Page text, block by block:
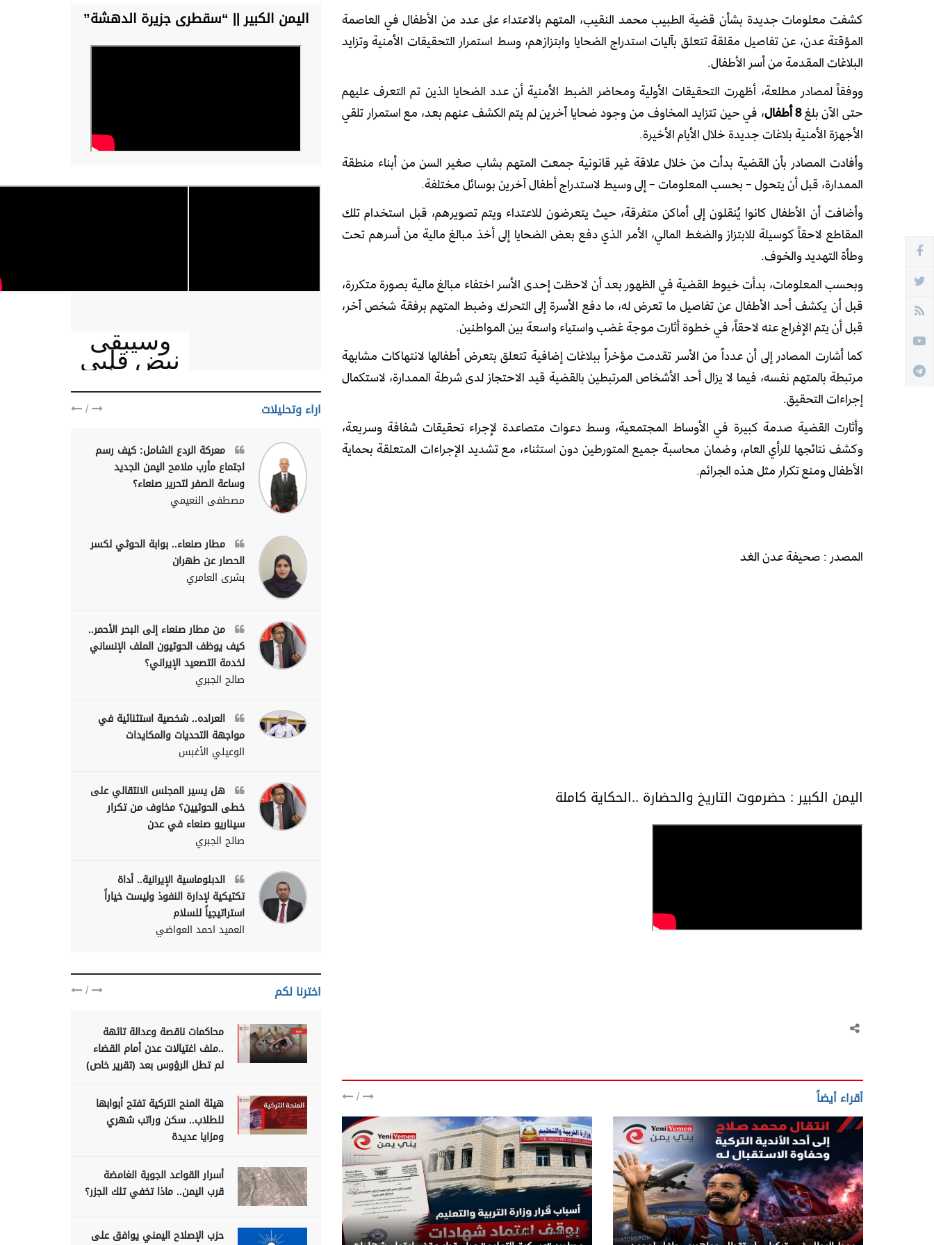
كشفت معلومات جديدة بشأن قضية الطبيب محمد النقيب، المتهم بالاعتداء على عدد من الأطفال في العاصمة
المؤقتة عدن، عن تفاصيل مقلقة تتعلق بآليات استدراج الضحايا وابتزازهم، وسط استمرار التحقيقات الأمنية وتزايد
البلاغات المقدمة من أسر الأطفال.
ووفقاً لمصادر مطلعة، أظهرت التحقيقات الأولية ومحاضر الضبط الأمنية أن عدد الضحايا الذين تم التعرف عليهم
حتى الآن بلغ8 أطفال
، في حين تتزايد المخاوف من وجود ضحايا آخرين لم يتم الكشف عنهم بعد، مع استمرار تلقي
الأجهزة الأمنية بلاغات جديدة خلال الأيام الأخيرة.
وأفادت المصادر بأن القضية بدأت من خلال علاقة غير قانونية جمعت المتهم بشاب صغير السن من أبناء منطقة
الممدارة، قبل أن يتحول – بحسب المعلومات – إلى وسيط لاستدراج أطفال آخرين بوسائل مختلفة.
وأضافت أن الأطفال كانوا يُنقلون إلى أماكن متفرقة، حيث يتعرضون للاعتداء ويتم تصويرهم، قبل استخدام تلك
المقاطع لاحقاً كوسيلة للابتزاز والضغط المالي، الأمر الذي دفع بعض الضحايا إلى أخذ مبالغ مالية من أسرهم تحت
وطأة التهديد والخوف.
وبحسب المعلومات، بدأت خيوط القضية في الظهور بعد أن لاحظت إحدى الأسر اختفاء مبالغ مالية بصورة متكررة،
قبل أن يكشف أحد الأطفال عن تفاصيل ما تعرض له، ما دفع الأسرة إلى التحرك وضبط المتهم برفقة شخص آخر،
قبل أن يتم الإفراج عنه لاحقاً، في خطوة أثارت موجة غضب واستياء واسعة بين المواطنين.
كما أشارت المصادر إلى أن عدداً من الأسر تقدمت مؤخراً ببلاغات إضافية تتعلق بتعرض أطفالها لانتهاكات مشابهة
مرتبطة بالمتهم نفسه، فيما لا يزال أحد الأشخاص المرتبطين بالقضية قيد الاحتجاز لدى شرطة الممدارة، لاستكمال
إجراءات التحقيق.
وأثارت القضية صدمة كبيرة في الأوساط المجتمعية، وسط دعوات متصاعدة لإجراء تحقيقات شفافة وسريعة،
وكشف نتائجها للرأي العام، وضمان محاسبة جميع المتورطين دون استثناء، مع تشديد الإجراءات المتعلقة بحماية
الأطفال ومنع تكرار مثل هذه الجرائم.
المصدر : صحيفة عدن الغد
اليمن الكبير : حضرموت التاريخ والحضارة ..الحكاية كاملة
أقراء أيضاً /
يني يمن - رياضة عالمية يني يمن - متابعات
اليمن الكبير || “سقطرى جزيرة الدهشة”
وسيبقى
نبض قلبي
يمنيا
اراء وتحليلات /
معركة الردع الشامل: كيف رسم
اجتماع مأرب ملامح اليمن الجديد
وساعة الصفر لتحرير صنعاء؟
مصطفى النعيمي
مطار صنعاء.. بوابة الحوثي لكسر
الحصار عن طهران
بشرى العامري
من مطار صنعاء إلى البحر الأحمر..
كيف يوظف الحوثيون الملف الإنساني
لخدمة التصعيد الإيراني؟
صالح الجبري
العراده.. شخصية استثنائية في
مواجهة التحديات والمكايدات
الوعيلي الأغبس
هل يسير المجلس الانتقالي على
خطى الحوثيين؟ مخاوف من تكرار
سيناريو صنعاء في عدن
صالح الجبري
الدبلوماسية الإيرانية.. أداة
تكتيكية لإدارة النفوذ وليست خياراً
استراتيجياً للسلام
العميد احمد العواضي
اخترنا لكم /
محاكمات ناقصة وعدالة تائهة
..ملف اغتيالات عدن أمام القضاء
لم تطل الرؤوس بعد (تقرير خاص)
هيئة المنح التركية تفتح أبوابها
للطلاب.. سكن وراتب شهري
ومزايا عديدة
أسرار القواعد الجوية الغامضة
قرب اليمن.. ماذا تخفي تلك الجزر؟
حزب الإصلاح اليمني يوافق على